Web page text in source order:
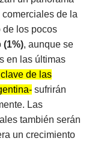
de la
de los pocos
(1%), aunque se
en las últimas
de las
sufrirán
Las
también serán
un crecimiento